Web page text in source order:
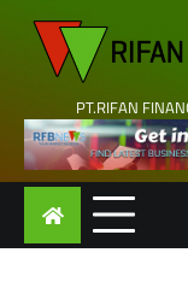
content
PT.RIFAN